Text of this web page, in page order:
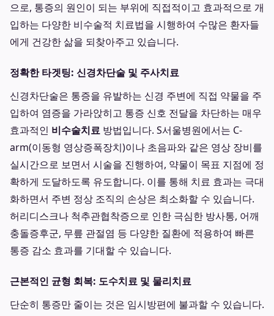
으로, 통증의 원인이 되는 부위에 직접적이고 효과적으로 개
입하는 다양한 비수술적 치료법을 시행하여 수많은 환자들
에게 건강한 삶을 되찾아주고 있습니다.
정확한 타겟팅: 신경차단술 및 주사치료
신경차단술은 통증을 유발하는 신경 주변에 직접 약물을 주
입하여 염증을 가라앉히고 통증 신호 전달을 차단하는 매우
효과적인 비수술치료 방법입니다. S서울병원에서는 C-
arm(이동형 영상증폭장치)이나 초음파와 같은 영상 장비를
실시간으로 보면서 시술을 진행하여, 약물이 목표 지점에 정
확하게 도달하도록 유도합니다. 이를 통해 치료 효과는 극대
화하면서 주변 정상 조직의 손상은 최소화할 수 있습니다.
허리디스크나 척추관협착증으로 인한 극심한 방사통, 어깨
충돌증후군, 무릎 관절염 등 다양한 질환에 적용하여 빠른
통증 감소 효과를 기대할 수 있습니다.
근본적인 균형 회복: 도수치료 및 물리치료
단순히 통증만 줄이는 것은 임시방편에 불과할 수 있습니다.